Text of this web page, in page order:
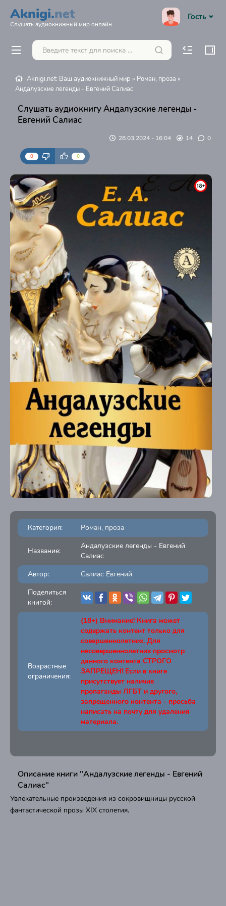
Aknigi.net
Слушать аудиокнижный мир онлайн
Гость
Aknigi.net: Ваш аудиокнижный мир » Роман, проза »
Андалузские легенды - Евгений Салиас
Слушать аудиокнигу Андалузские легенды -
Евгений Салиас
28.03.2024 - 16:04 14 0
0 0
Категория: Роман, проза
Название:
Андалузские легенды - Евгений
Салиас
Автор:
Салиас Евгений
Поделиться
книгой:
Возрастные
ограничения:
(18+) Внимание! Книга может
содержать контент только для
совершеннолетних. Для
несовершеннолетних просмотр
данного контента СТРОГО
ЗАПРЕЩЕН! Если в книге
присутствует наличие
пропаганды ЛГБТ и другого,
запрещенного контента - просьба
написать на почту для удаления
материала.
Описание книги "Андалузские легенды - Евгений
Салиас"
Увлекательные произведения из сокровищницы русской
фантастической прозы XIX столетия.